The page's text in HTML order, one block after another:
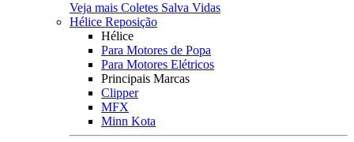
Veja mais Coletes Salva Vidas
Hélice Reposição
Hélice
Para Motores de Popa
Para Motores Elétricos
Principais Marcas
Clipper
MFX
Minn Kota